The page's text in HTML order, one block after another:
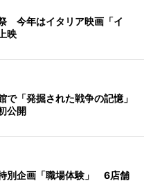
今年はイタリア映画「イ
映
で「発掘された戦争の記憶」
公開
別企画「職場体験」 6店舗